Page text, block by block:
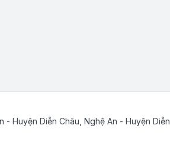
- Huyện Diễn Châu, Nghệ An - Huyện Diễn